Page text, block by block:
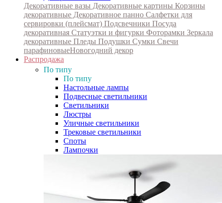
Декоративные вазы Декоративные картины Корзины
декоративные Декоративное панно Салфетки для
сервировки (плейсмат) Подсвечники Посуда
декоративная Статуэтки и фигурки Фоторамки Зеркала
декоративные Пледы Подушки Сумки Свечи
парафиновыеНовогодний декор
Распродажа
По типу
По типу
Настольные лампы
Подвесные светильники
Светильники
Люстры
Уличные светильники
Трековые светильники
Споты
Лампочки